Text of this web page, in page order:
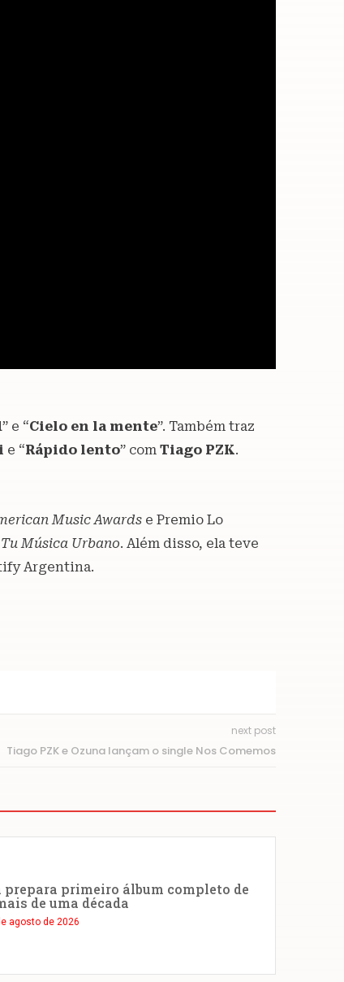
” e “Cielo en la mente”. Também traz
e “Rápido lento” com Tiago PZK.
Music Awards e Premio Lo
Música Urbano. Além disso, ela teve
Argentina.
next post
Tiago PZK e Ozuna lançam o single Nos Comemos
primeiro álbum completo de
de uma década
agosto de 2026